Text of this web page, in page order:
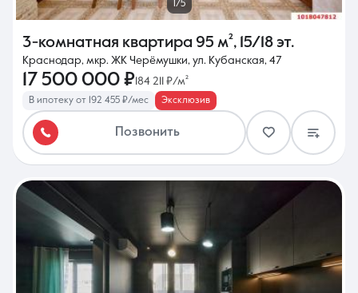
1/5
3-комнатная квартира 95 м², 15/18 эт.
Краснодар, мкр. ЖК Черёмушки, ул. Кубанская, 47
17 500 000 ₽184 211 ₽/м²
В ипотеку от 192 455 ₽/мес Эксклюзив
Позвонить